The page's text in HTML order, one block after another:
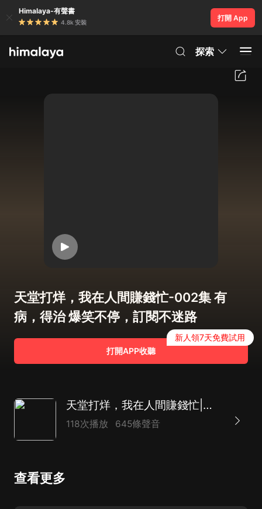
Himalaya-有聲書
4.8k 安裝
打開 App
探索
天堂打烊，我在人間賺錢忙-002集 有
病，得治 爆笑不停，訂閱不迷路
打開APP收聽
新人領7天免費試用
天堂打烊，我在人間賺錢忙|廣播劇|爆笑|爽文|異術超能|經營流
118次播放 645條聲音
查看更多